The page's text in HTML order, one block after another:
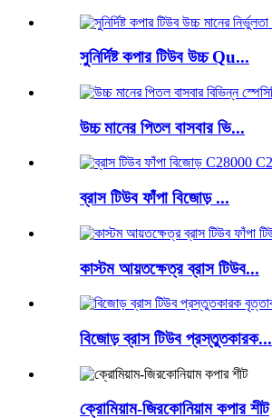
সুনির্দিষ্ট কপার টিউব উচ্চ Qu...
উচ্চ মানের পিতল বাসবার ভি...
ব্রাস টিউব ফাঁপা বিজোড় ...
কাস্টম আয়তক্ষেত্র ব্রাস টিউব...
বিজোড় ব্রাস টিউব প্রস্তুতকারক...
ক্রোমিয়াম-জিরকোনিয়াম কপার শীট